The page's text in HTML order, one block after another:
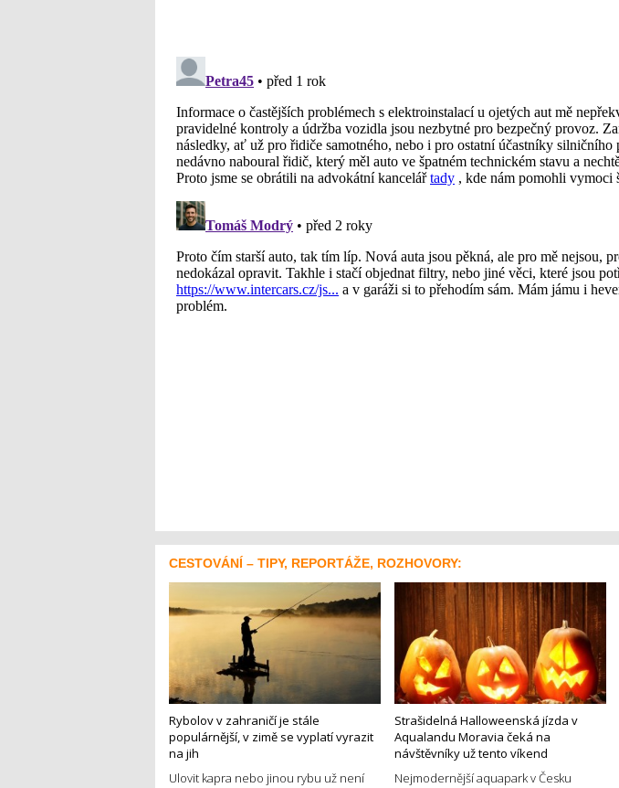
CESTOVÁNÍ – TIPY, REPORTÁŽE, ROZHOVORY:
Rybolov v zahraničí je stále
populárnější, v zimě se vyplatí vyrazit
na jih
Ulovit kapra nebo jinou rybu už není
Strašidelná Halloweenská jízda v
Aqualandu Moravia čeká na
návštěvníky už tento víkend
Nejmodernější aquapark v Česku